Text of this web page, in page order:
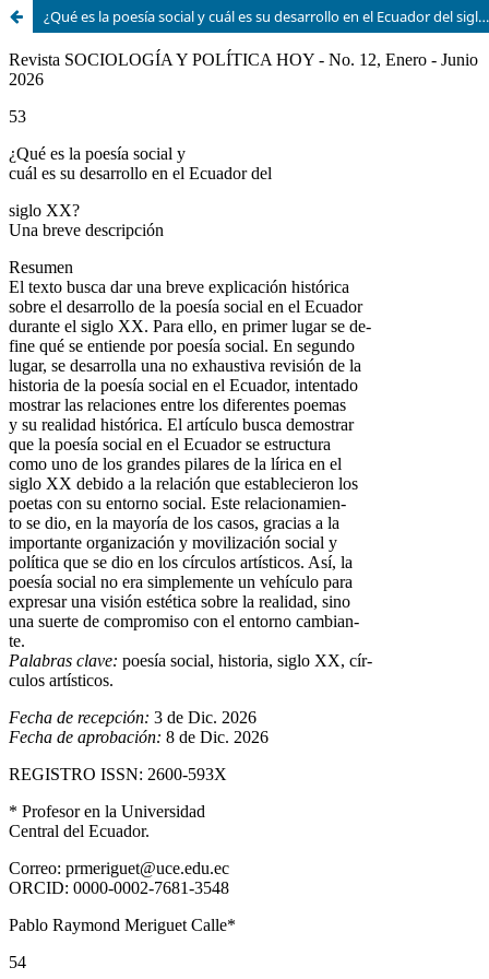
¿Qué es la poesía social y cuál es su desarrollo en el Ecuador del siglo XX? Una breve descripción